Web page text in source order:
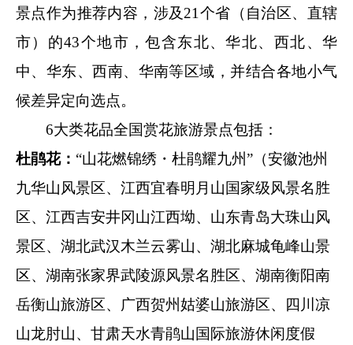
景点作为推荐内容，涉及21个省（自治区、直辖
市）的43个地市，包含东北、华北、西北、华
中、华东、西南、华南等区域，并结合各地小气
候差异定向选点。
6大类花品全国赏花旅游景点包括：
杜鹃花： “山花燃锦绣・杜鹃耀九州”（安徽池州
九华山风景区、江西宜春明月山国家级风景名胜
区、江西吉安井冈山江西坳、山东青岛大珠山风
景区、湖北武汉木兰云雾山、湖北麻城龟峰山景
区、湖南张家界武陵源风景名胜区、湖南衡阳南
岳衡山旅游区、广西贺州姑婆山旅游区、四川凉
山龙肘山、甘肃天水青鹃山国际旅游休闲度假